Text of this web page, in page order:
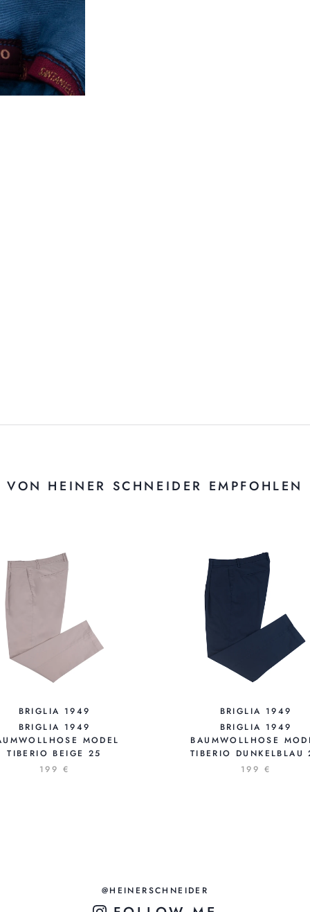
VON HEINER SCHNEIDER EMPFOHLEN
BRIGLIA 1949
BRIGLIA 1949
MODEL
TIBERIO BEIGE 25
199 €
BRIGLIA 1949
BRIGLIA 1949
BAUMWOLLHOSE
TIBERIO DUNKELBLAU
199 €
@HEINERSCHNEIDER